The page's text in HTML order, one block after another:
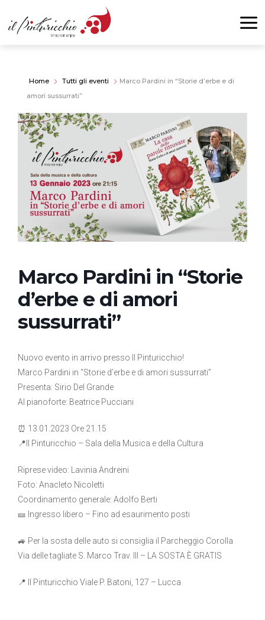
Home Tutti gli eventi
Marco Pardini in “Storie d’erbe e di
amori sussurrati”
Marco Pardini in “Storie
d’erbe e di amori
sussurrati”
Nuovo evento in arrivo presso Il Pinturicchio!
Marco Pardini in “Storie d’erbe e di amori sussurrati”
Presenta: Sirio Del Grande
Al pianoforte: Beatrice Pucciani
⏰ 13.01.2023 Ore 21.15
📍Il Pinturicchio – Sala della Musica e della Cultura
Riprese video: Lavinia Andreini
Foto: Anacleto Nicoletti
Coordinamento generale: Adolfo Berti
🎫 Ingresso libero – Fino ad esaurimento posti
🚙 Per la sosta delle auto si consiglia il Parcheggio Corolla
Via delle tagliate S. Marco Trav. III – LA SOSTA È GRATIS
📍 Il Pinturicchio Viale P. Batoni, 127 – Lucca